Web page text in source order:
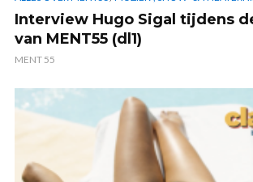
Interview Hugo Sigal tijdens
van MENT55 (dl1)
MENT 55